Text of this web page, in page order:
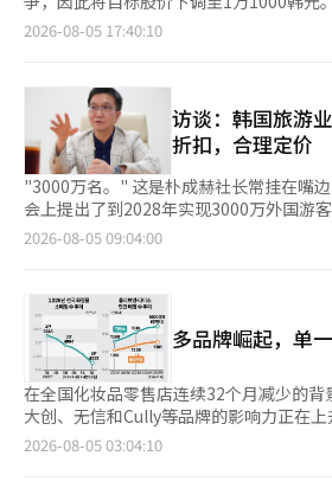
中国的黄金持有量有所减缓，并表示：“
样化的考虑，而认为中国人民银行的持续
第二季度的销售额市场份额达到49%，创
同比增长22%，出货量和ASP分别增长
Pro Max的销售超出预期，维持了以高端
与竞争对手因内存价格上涨而大幅提高产
持了主要型号的价格，同时扩大了市场
Research的研究总监塔伦·帕塔克表示
张的影响相对较小，成本上涨也被其自身
争力。在中国、欧洲和新兴市场的表现尤
格上涨进一步突显了苹果的相对竞争力。
的增长。三星以16%的销售额市场份额位
绩。在中东、非洲和北美市场，三星也实
步提升了业绩。特别是三星电子凭借自有
部件的垂直整合结构，有效吸收了成本上
品线进行了选择性调价，但仍稳定保持了
和盈利能力的双重保障。相反，中国厂商
滑。小米在前五大品牌中出货量下降幅度
销售额下降17%，但ASP上涨13%。然而
审议委员会审查，综合评估了餐品的口味
合理性及饮食文化改善的实践，最终选定
士”、“三代纳州骨汤原址店”、“品藏
餐桌指定商家将积极推广健康安全的饮食
泡菜、优先使用地方食材、倡导分餐、卫
品、保持厨房和卫生间清洁、提供热情服
设施改善支持项目结合，强制要求安装入
老年人、残疾人及带幼儿的家庭都能方便
的餐厅将获得“纳州餐桌”指定牌匾、饮
营理念及热情服务培训、餐饮地图制作、
宣传，并挖掘与旅游相关的多样化美食内
文化，同时促进地区商业活力，培育成为
表性美食品牌。 尹炳泰纳州市市长表示
客和市民都能信赖和享受的代表性美食品
旅游的活跃。”※ 本报道经人工智能（AI
绩改善的可能性，维持“买入”的投资评级。 兴国证券研究
期。” 他进一步表示：“竞争对手在保持价格的同时，价格竞争
愈发激烈。”但他也认为，“亚马逊的床
渐改善，非床垫（框架类）业务的销售也
呈现逐步改善的趋势。” 朴研究员根据第二季度业绩的不佳表
现，调整了今年的年度业绩预期。他表
的恢复费用在第一季度已作为一次性费用
内完成出售或重新出租，将对营业利润产生积
他补充道：“自2015年以来扩大的生产基
翻译与编辑。
2026-08-05 17:40:10
访谈：韩国旅游
折扣，合理定价
"3000万名。" 这是朴成赫社长常挂在嘴边的数字。 他在就职座谈
会上提出了到2028年实现3000万外国游
忧这一目标偏重于数量而非质量，但朴成
扩大将促进航空、住宿等旅游基础设施的
资，进而推动地方消费和投资的增长。 自今年1月初上任以来，他
已走访全国各大旅游现场。作为在广告公
销专家，他对旅游产业的复杂性有了深刻的认识。
示：“外界通常将旅游视为一个愉快和幸
及航空、住宿、内容、服务等多个领域，
业。” 他指出，旅游产业的整体发展需要多个领域的共同成长，
包括航空、住宿、旅行社、内容、交通和
2026-08-05 09:04:00
多品牌崛起，单
在全国化妆品零售店连续32个月减少的背
大创、无信和Cully等品牌的影响力正在
倾向于比较价格、成分和评价，单一品牌
2026-08-05 03:04:10